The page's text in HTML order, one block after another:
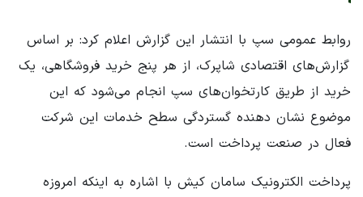
روابط عمومی سپ با انتشار این گزارش اعلام کرد: بر اساس
گزارش‌های اقتصادی شاپرک، از هر پنج خرید فروشگاهی، یک
خرید از طریق کارتخوان‌های سپ انجام می‌شود که این
موضوع نشان دهنده گستردگی سطح خدمات این شرکت
فعال در صنعت پرداخت است.
پرداخت الکترونیک سامان کیش با اشاره به اینکه امروزه